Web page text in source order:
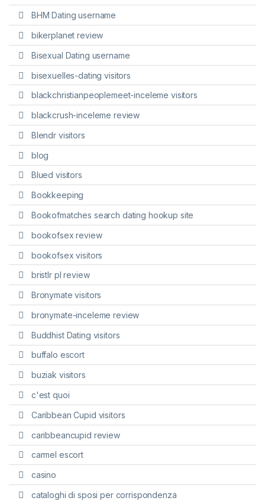
BHM Dating username
bikerplanet review
Bisexual Dating username
bisexuelles-dating visitors
blackchristianpeoplemeet-inceleme visitors
blackcrush-inceleme review
Blendr visitors
blog
Blued visitors
Bookkeeping
Bookofmatches search dating hookup site
bookofsex review
bookofsex visitors
bristlr pl review
Bronymate visitors
bronymate-inceleme review
Buddhist Dating visitors
buffalo escort
buziak visitors
c'est quoi
Caribbean Cupid visitors
caribbeancupid review
carmel escort
casino
cataloghi di sposi per corrispondenza